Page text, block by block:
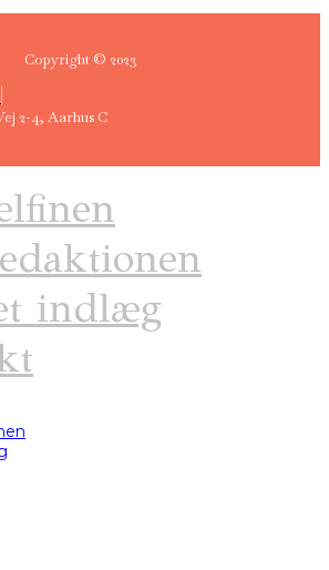
Copyright © 2023
2-4, Aarhus C
indlæg